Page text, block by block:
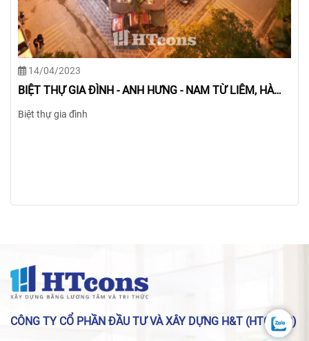
14/04/2023
BIỆT THỰ GIA ĐÌNH - CHỊ ƯNG - TÂY HỒ, HÀ NỘI
Biệt thự gia đình
CÔNG TY CỔ PHẦN ĐẦU TƯ VÀ XÂY DỰNG H&T (HTCONS)